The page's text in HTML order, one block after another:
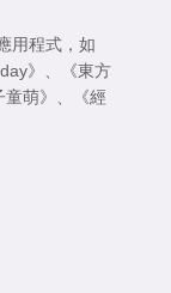
用程式，如
》
《東方
萌》
《經